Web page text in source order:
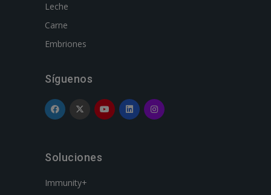
Leche
Carne
Embriones
Síguenos
Soluciones
Immunity+